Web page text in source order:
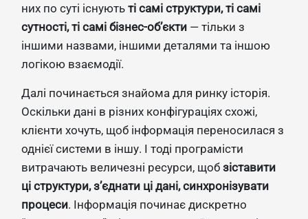
них по суті існують ті самі структури, ті самі
сутності, ті самі бізнес-об’єкти — тільки з
іншими назвами, іншими деталями та іншою
логікою взаємодії.
Далі починається знайома для ринку історія.
Оскільки дані в різних конфігураціях схожі,
клієнти хочуть, щоб інформація переносилася з
однієї системи в іншу. І тоді програмісти
витрачають величезні ресурси, щоб зіставити
ці структури, з’єднати ці дані, синхронізувати
процеси. Інформація починає дискретно